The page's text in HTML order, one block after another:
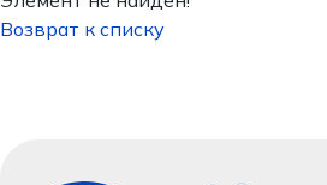
Возврат к списку